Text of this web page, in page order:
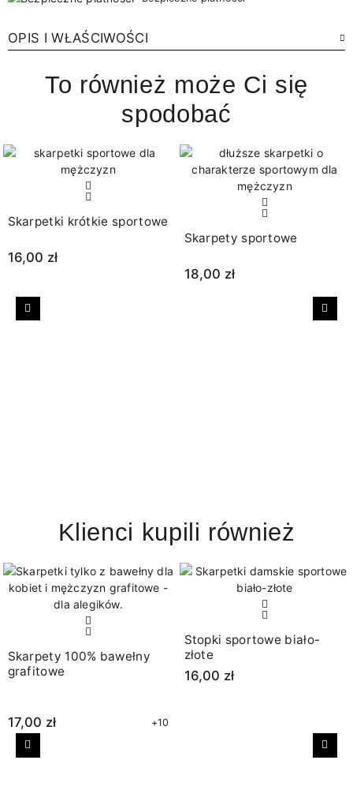
OPIS I WŁAŚCIWOŚCI
To również może Ci się
spodobać
Skarpetki krótkie sportowe
16,00 zł
Skarpety sportowe
18,00 zł
Poprzedni
Klienci kupili również
Skarpety 100% bawełny
grafitowe
17,00 zł +10
Stopki sportowe biało-
złote
16,00 zł
Poprzedni